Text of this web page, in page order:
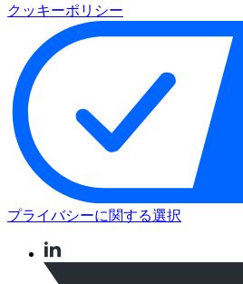
クッキーポリシー
プライバシーに関する選択